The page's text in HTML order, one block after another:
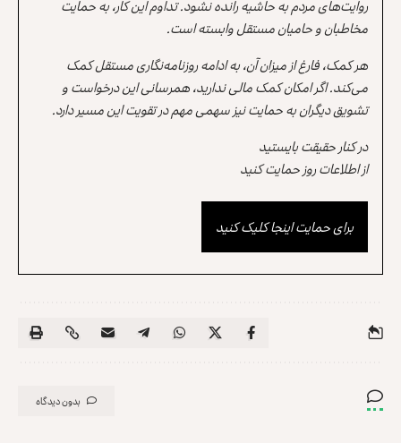
روایت‌های مردم به حاشیه رانده نشود. تداوم این کار، به حمایت
مخاطبان و حامیان مستقل وابسته است.
هر کمک، فارغ از میزان آن، به ادامه روزنامه‌نگاری مستقل کمک
می‌کند. اگر امکان کمک مالی ندارید، همرسانی این درخواست و
تشویق دیگران به حمایت نیز سهمی مهم در تقویت این مسیر دارد.
در کنار حقیقت بایستید
از اطلاعات روز حمایت کنید
برای حمایت اینجا کلیک کنید
بدون دیدگاه